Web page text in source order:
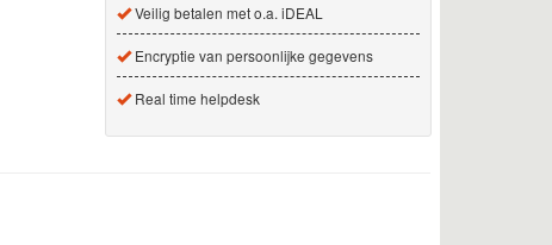
Veilig betalen met o.a. iDEAL
Encryptie van persoonlijke gegevens
Real time helpdesk